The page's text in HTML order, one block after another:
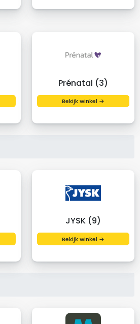
Prénatal (3)
Bekijk winkel →
JYSK (9)
Bekijk winkel →